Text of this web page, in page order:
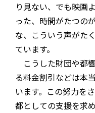
り見ない、でも映画
った、時間がたつの
な、こういう声がた
ています。
こうした財団や都
る料金割引などは本
います。この努力を
都としての支援を求